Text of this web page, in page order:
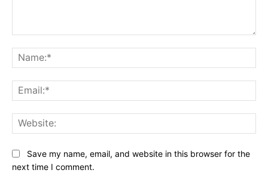
Save my name, email, and website in this browser for the
next time I comment.